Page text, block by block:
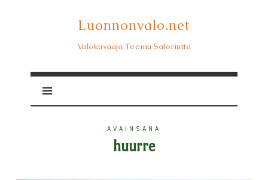
Luonnonvalo.net
Luonnonvalo.net
Valokuvaaja Teemu Saloriutta
AVAINSANA
huurre